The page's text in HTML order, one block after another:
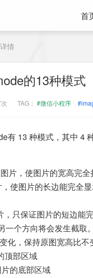
首
情
的13种模式
TAG： #微信小程序
有 13 种模式，其中 4
片，使图片的宽高完
使图片的长边能完全
只保证图片的短边能
一个方向将会发生截取
化，保持原图宽高比不
顶部区域
的底部区域